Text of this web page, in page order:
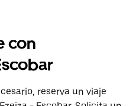
con
reserva un viaje